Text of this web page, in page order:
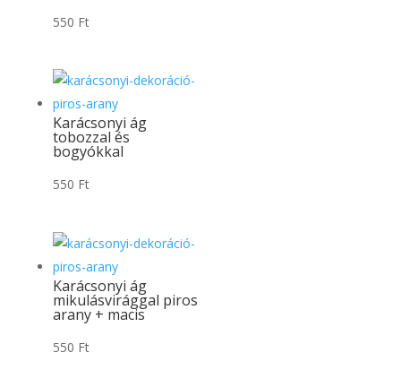
550 Ft
Karácsonyi ág
tobozzal és
bogyókkal
550 Ft
Karácsonyi ág
mikulásvirággal piros
arany + macis
550 Ft